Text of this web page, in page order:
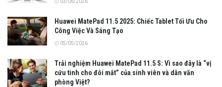
03/06/2026
Huawei MatePad 11.5 2025: Chiếc Tablet Tối Ưu Cho
Công Việc Và Sáng Tạo
05/05/2026
Trải nghiệm Huawei MatePad 11.5 S: Vì sao đây là “vị
cứu tinh cho đôi mắt” của sinh viên và dân văn
phòng Việt?